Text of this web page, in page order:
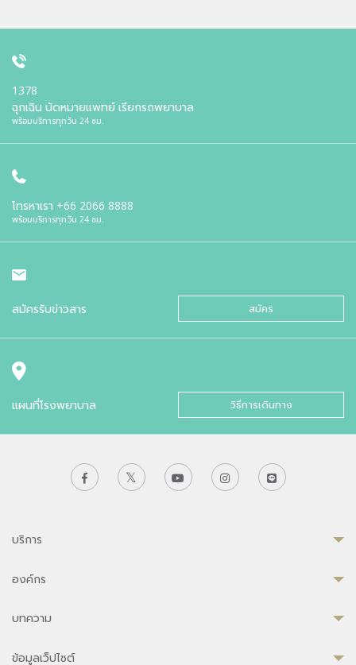
1378
ฉุกเฉิน นัดหมายแพทย์ เรียกรถพยาบาล
พร้อมบริการทุกวัน 24 ชม.
โทรหาเรา +66 2066 8888
พร้อมบริการทุกวัน 24 ชม.
สมัครรับข่าวสาร สมัคร
แผนที่โรงพยาบาล วิธีการเดินทาง
บริการ
องค์กร
บทความ
ข้อมูลเว็ปไซต์